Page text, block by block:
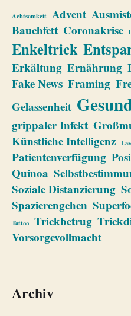
Achtsamkeit Advent
Bauchfett Coronakrise
Enkeltrick
Erkältung Ernährung
Fake News Framing
Gelassenheit
grippaler Infekt
Künstliche Intelligenz
Patientenverfügung
Quinoa
Soziale Distanzierung
Spazierengehen
Tattoo Trickbetrug
Vorsorgevollmacht
Archiv